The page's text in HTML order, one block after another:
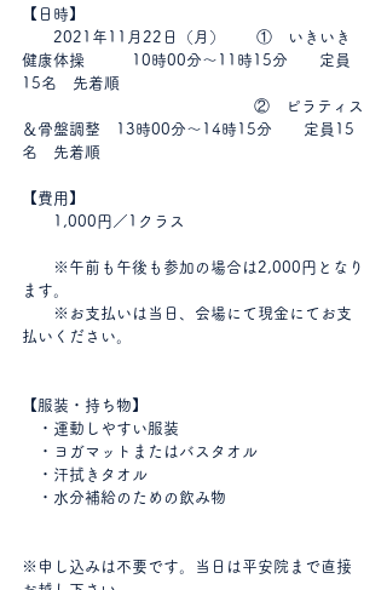
【日時】
2021年11月22日（月）　　①　いきいき
健康体操　　　10時00分～11時15分　　定員
15名　先着順
②　ピラティス
＆骨盤調整　13時00分～14時15分　　定員15
名　先着順
【費用】
1,000円／1クラス
※午前も午後も参加の場合は2,000円となり
ます。
※お支払いは当日、会場にて現金にてお支
払いください。
【服装・持ち物】
・運動しやすい服装
・ヨガマットまたはバスタオル
・汗拭きタオル
・水分補給のための飲み物
※申し込みは不要です。当日は平安院まで直接